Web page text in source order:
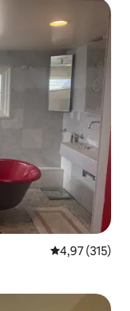
4,97 de uma
4,97 (315)